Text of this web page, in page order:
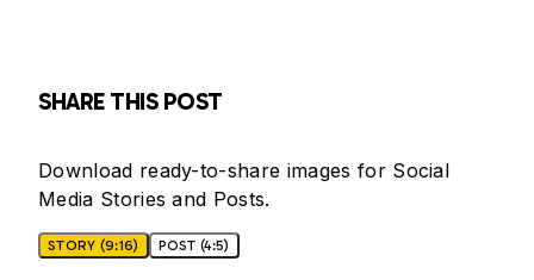
SHARE THIS POST
Download ready-to-share images for Social
Media Stories and Posts.
STORY (9:16) POST (4:5)